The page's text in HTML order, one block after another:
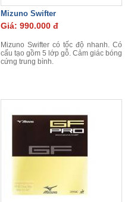
Mizuno Swifter
Giá: 990.000 đ
Mizuno Swifter có tốc độ nhanh. Có
cấu tạo gồm 5 lớp gỗ. Cảm giác bóng
cứng trung bình.